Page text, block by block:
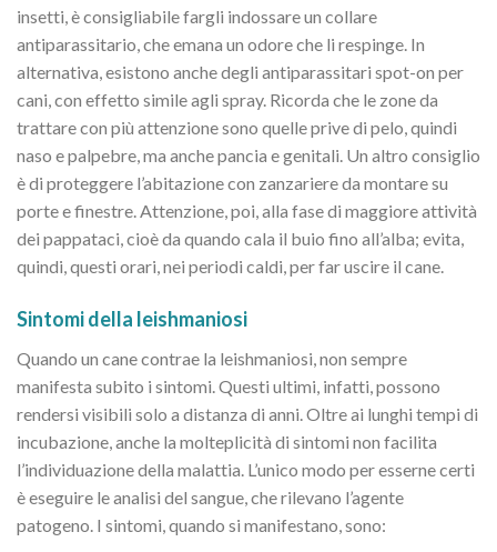
insetti, è consigliabile fargli indossare un collare
antiparassitario, che emana un odore che li respinge. In
alternativa, esistono anche degli antiparassitari spot-on per
cani, con effetto simile agli spray. Ricorda che le zone da
trattare con più attenzione sono quelle prive di pelo, quindi
naso e palpebre, ma anche pancia e genitali. Un altro consiglio
è di proteggere l’abitazione con zanzariere da montare su
porte e finestre. Attenzione, poi, alla fase di maggiore attività
dei pappataci, cioè da quando cala il buio fino all’alba; evita,
quindi, questi orari, nei periodi caldi, per far uscire il cane.
Sintomi della leishmaniosi
Quando un cane contrae la leishmaniosi, non sempre
manifesta subito i sintomi. Questi ultimi, infatti, possono
rendersi visibili solo a distanza di anni. Oltre ai lunghi tempi di
incubazione, anche la molteplicità di sintomi non facilita
l’individuazione della malattia. L’unico modo per esserne certi
è eseguire le analisi del sangue, che rilevano l’agente
patogeno. I sintomi, quando si manifestano, sono: